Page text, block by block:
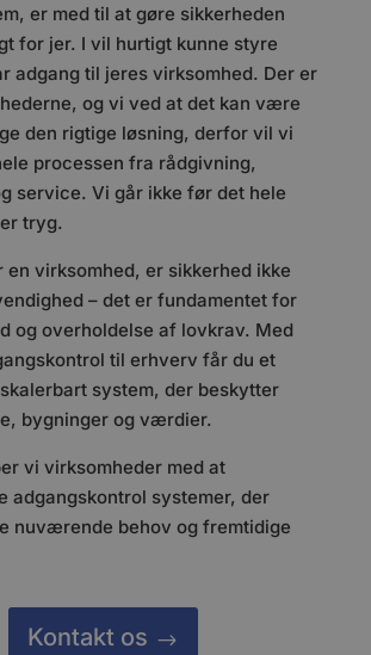
er med til at gøre sikkerheden
for jer. I vil hurtigt kunne styre
adgang til jeres virksomhed. Der er
og vi ved at det kan være
den rigtige løsning, derfor vil vi
processen fra rådgivning,
service. Vi går ikke før det hele
tryg.
en virksomhed, er sikkerhed ikke
– det er fundamentet for
og overholdelse af lovkrav. Med
til erhverv får du et
system, der beskytter
bygninger og værdier.
vi virksomheder med at
adgangskontrol systemer, der
nuværende behov og fremtidige
Kontakt os